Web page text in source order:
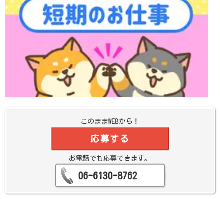
このままWEBから！
応募する
お電話でも応募できます。
06-6130-8762